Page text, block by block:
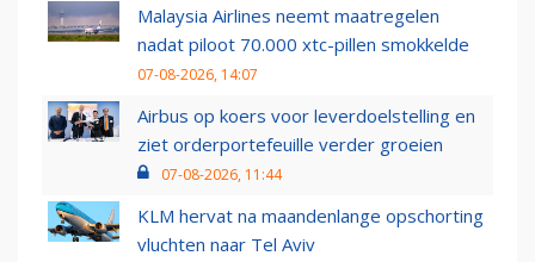
Malaysia Airlines neemt maatregelen
nadat piloot 70.000 xtc-pillen smokkelde
07-08-2026, 14:07
Airbus op koers voor leverdoelstelling en
ziet orderportefeuille verder groeien
07-08-2026, 11:44
KLM hervat na maandenlange opschorting
vluchten naar Tel Aviv